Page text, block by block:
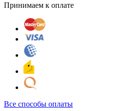
Принимаем к оплате
Все способы оплаты